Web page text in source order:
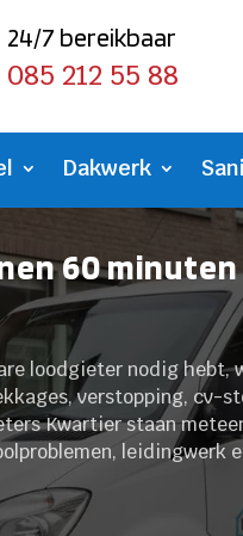
24/7 bereikbaar
085 212 55 88
Dakwerk
60
loodgieter nodig hebt,
verstopping, cv-
Kwartier staan
leidingwerk